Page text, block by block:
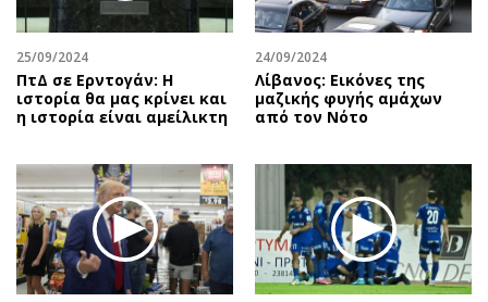
25/09/2024
ΠτΔ σε Ερντογάν: Η
ιστορία θα μας κρίνει και
η ιστορία είναι αμείλικτη
24/09/2024
Λίβανος: Εικόνες της
μαζικής φυγής αμάχων
από τον Νότο